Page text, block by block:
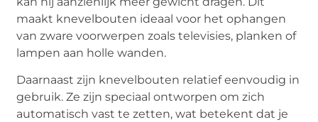
maakt knevelbouten ideaal voor het ophangen
van zware voorwerpen zoals televisies, planken of
lampen aan holle wanden.
Daarnaast zijn knevelbouten relatief eenvoudig in
gebruik. Ze zijn speciaal ontworpen om zich
automatisch vast te zetten, wat betekent dat je